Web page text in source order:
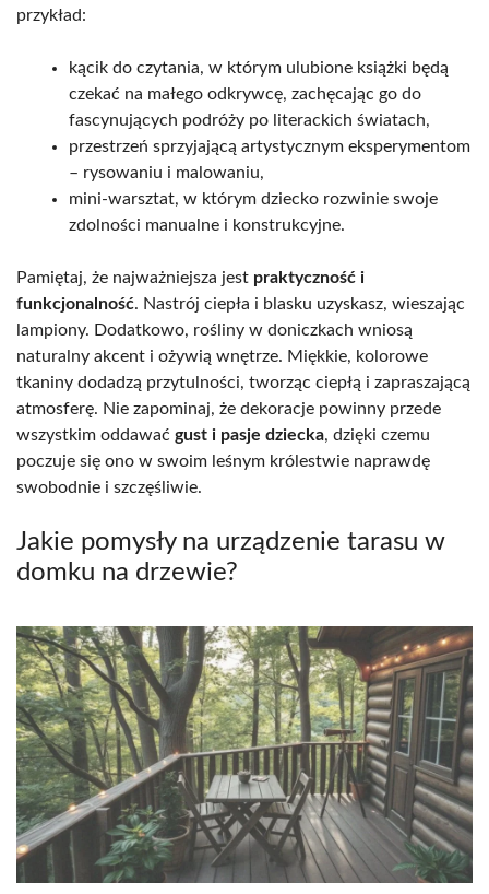
przykład:
kącik do czytania, w którym ulubione książki będą
czekać na małego odkrywcę, zachęcając go do
fascynujących podróży po literackich światach,
przestrzeń sprzyjającą artystycznym eksperymentom
– rysowaniu i malowaniu,
mini-warsztat, w którym dziecko rozwinie swoje
zdolności manualne i konstrukcyjne.
Pamiętaj, że najważniejsza jest praktyczność i
funkcjonalność. Nastrój ciepła i blasku uzyskasz, wieszając
lampiony. Dodatkowo, rośliny w doniczkach wniosą
naturalny akcent i ożywią wnętrze. Miękkie, kolorowe
tkaniny dodadzą przytulności, tworząc ciepłą i zapraszającą
atmosferę. Nie zapominaj, że dekoracje powinny przede
wszystkim oddawać gust i pasje dziecka, dzięki czemu
poczuje się ono w swoim leśnym królestwie naprawdę
swobodnie i szczęśliwie.
Jakie pomysły na urządzenie tarasu w
domku na drzewie?